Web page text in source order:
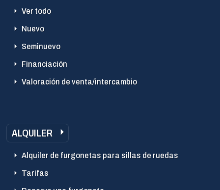
Ver todo
Nuevo
Seminuevo
Financiación
Valoración de venta/intercambio
ALQUILER
Alquiler de furgonetas para sillas de ruedas
Tarifas